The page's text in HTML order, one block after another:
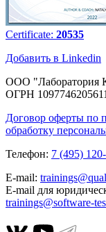
Certificate: 20535
Добавить в Linkedin
ООО "Лаборатория
ОГРН 1097746205611
Договор оферты по
обработку
Телефон: 7 (495)
E-mail:
E-mail для
trainings@software-